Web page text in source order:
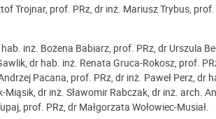
Trojnar, prof. PRz, dr inż. Mariusz Trybus,
inż. Bożena Babiarz, prof. PRz, dr Urszula
dr hab. inż. Renata Gruca-Rokosz, prof.
Pacana, prof. PRz, dr inż. Paweł Perz, dr
dr inż. Sławomir Rabczak, dr inż. arch.
prof. PRz, dr Małgorzata Wołowiec-Musiał.